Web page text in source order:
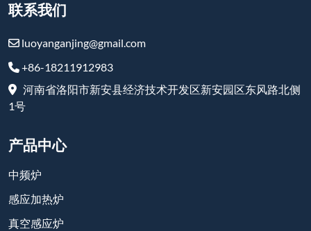
联系我们
luoyanganjing@gmail.com
+86-18211912983
河南省洛阳市新安县经济技术开发区新安园区东风路北侧
1号
产品中心
中频炉
感应加热炉
真空感应炉